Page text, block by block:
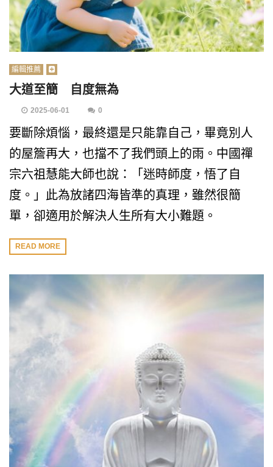
編輯推薦
大道至簡 自度無為
2025-06-01 0
要斷除煩惱，最終還是只能靠自己，畢竟別人
的屋簷再大，也擋不了我們頭上的雨。中國禪
宗六祖慧能大師也說：「迷時師度，悟了自
度。」此為放諸四海皆準的真理，雖然很簡
單，卻適用於解決人生所有大小難題。
READ MORE